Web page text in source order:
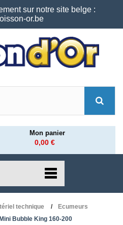
sur notre site belge :
or.be
Mon panier
0,00 €
technique
Ecumeurs
Mini Bubble King 160-200